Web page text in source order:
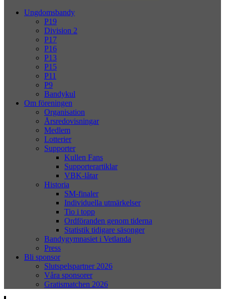
Ungdomsbandy
P19
Division 2
P17
P16
P13
P15
P11
P9
Bandykul
Om föreningen
Organisation
Årsredovisningar
Medlem
Lotterier
Supporter
Kullen Fans
Supporterartiklar
VBK-låtar
Historia
SM-finaler
Individuella utmärkelser
Tio i topp
Ordföranden genom tiderna
Statistik tidigare säsonger
Bandygymnasiet i Vetlanda
Press
Bli sponsor
Slutspelspartner 2026
Våra sponsorer
Gratismatchen 2026